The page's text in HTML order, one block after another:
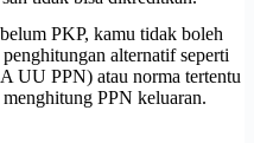
PKP, kamu tidak boleh
alternatif seperti
UU PPN) atau norma tertentu
PPN keluaran.